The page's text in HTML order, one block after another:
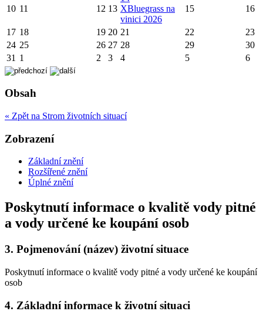
10 11 12 13 XBluegrass na
vinici 2026
15 16
17 18 19 20 21 22
23
24 25 26 27 28 29
30
31 1 2 3 4 5 6
Obsah
« Zpět na Strom životních situací
Zobrazení
Základní znění
Rozšířené znění
Úplné znění
Poskytnutí informace o kvalitě vody pitné
a vody určené ke koupání osob
3. Pojmenování (název) životní situace
Poskytnutí informace o kvalitě vody pitné a vody určené ke koupání
osob
4. Základní informace k životní situaci